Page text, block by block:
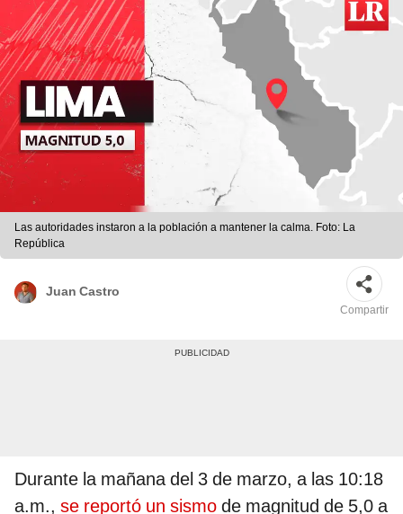
Las autoridades instaron a la población a mantener la calma. Foto: La
República
Juan Castro
Compartir
Durante la mañana del 3 de marzo, a las 10:18
a.m., se reportó un sismo de magnitud de 5,0 a